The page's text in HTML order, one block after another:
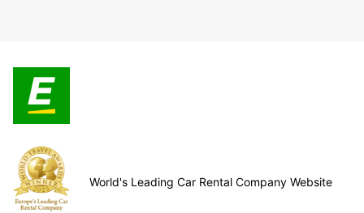
World's Leading Car Rental Company Website